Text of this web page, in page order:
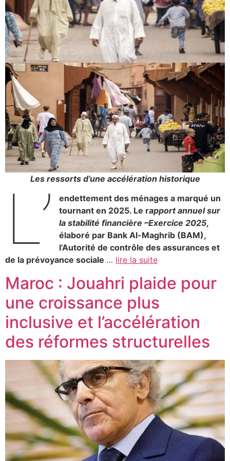
Les ressorts d’une accélération historique
L’
endettement des ménages a marqué un
tournant en 2025. Le rapport annuel sur
la stabilité financière –Exercice 2025,
élaboré par Bank Al-Maghrib (BAM),
l’Autorité de contrôle des assurances et
de la prévoyance sociale … lire la suite
Maroc : Jouahri plaide pour
une croissance plus
inclusive et l’accélération
des réformes structurelles